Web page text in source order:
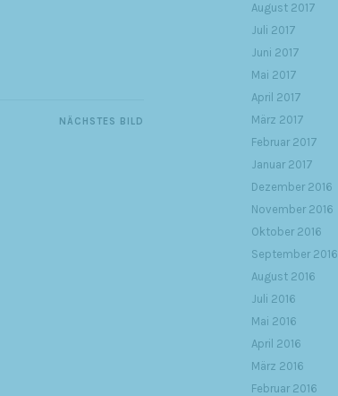
NÄCHSTES BILD
August 2017
Juli 2017
Juni 2017
Mai 2017
April 2017
März 2017
Februar 2017
Januar 2017
Dezember 2016
November 2016
Oktober 2016
September 2016
August 2016
Juli 2016
Mai 2016
April 2016
März 2016
Februar 2016